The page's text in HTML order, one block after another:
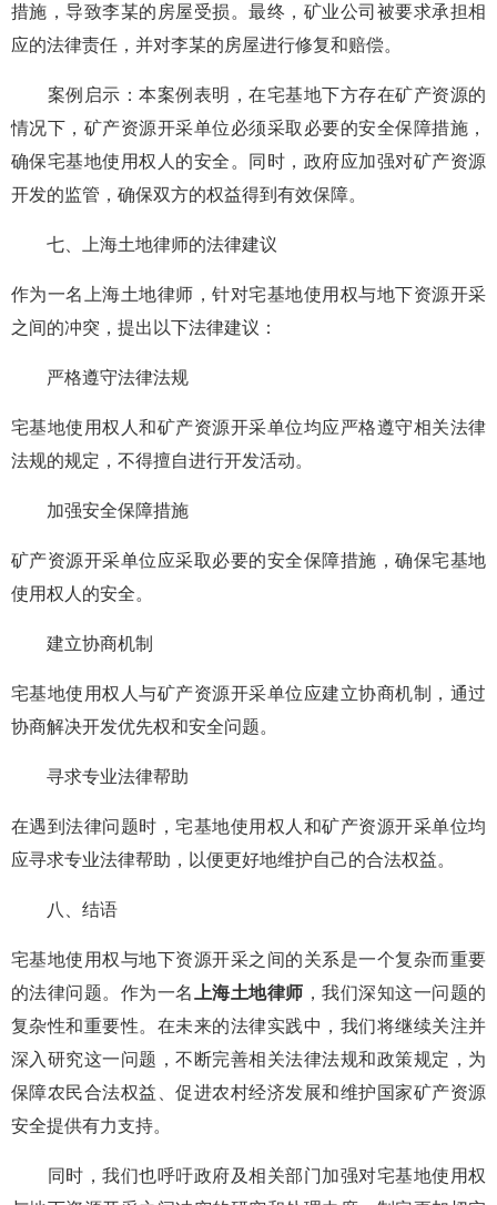
措施，导致李某的房屋受损。最终，矿业公司被要求承担相
应的法律责任，并对李某的房屋进行修复和赔偿。
案例启示：本案例表明，在宅基地下方存在矿产资源的
情况下，矿产资源开采单位必须采取必要的安全保障措施，
确保宅基地使用权人的安全。同时，政府应加强对矿产资源
开发的监管，确保双方的权益得到有效保障。
七、上海土地律师的法律建议
作为一名上海土地律师，针对宅基地使用权与地下资源开采
之间的冲突，提出以下法律建议：
严格遵守法律法规
宅基地使用权人和矿产资源开采单位均应严格遵守相关法律
法规的规定，不得擅自进行开发活动。
加强安全保障措施
矿产资源开采单位应采取必要的安全保障措施，确保宅基地
使用权人的安全。
建立协商机制
宅基地使用权人与矿产资源开采单位应建立协商机制，通过
协商解决开发优先权和安全问题。
寻求专业法律帮助
在遇到法律问题时，宅基地使用权人和矿产资源开采单位均
应寻求专业法律帮助，以便更好地维护自己的合法权益。
八、结语
宅基地使用权与地下资源开采之间的关系是一个复杂而重要
的法律问题。作为一名
上海土地律师 ，我们深知这一问题的
复杂性和重要性。在未来的法律实践中，我们将继续关注并
深入研究这一问题，不断完善相关法律法规和政策规定，为
保障农民合法权益、促进农村经济发展和维护国家矿产资源
安全提供有力支持。
同时，我们也呼吁政府及相关部门加强对宅基地使用权